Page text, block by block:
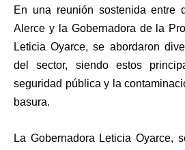
En una reunión sostenida entre
Alerce y la Gobernadora de la
Leticia Oyarce, se abordaron
del sector, siendo estos
seguridad pública y la
basura.
La Gobernadora Leticia Oyarce,